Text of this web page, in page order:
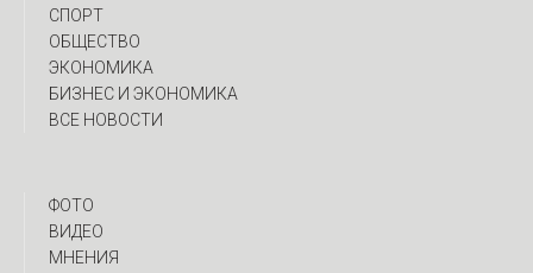
СПОРТ
ОБЩЕСТВО
ЭКОНОМИКА
БИЗНЕС И ЭКОНОМИКА
ВСЕ НОВОСТИ
ФОТО
ВИДЕО
МНЕНИЯ